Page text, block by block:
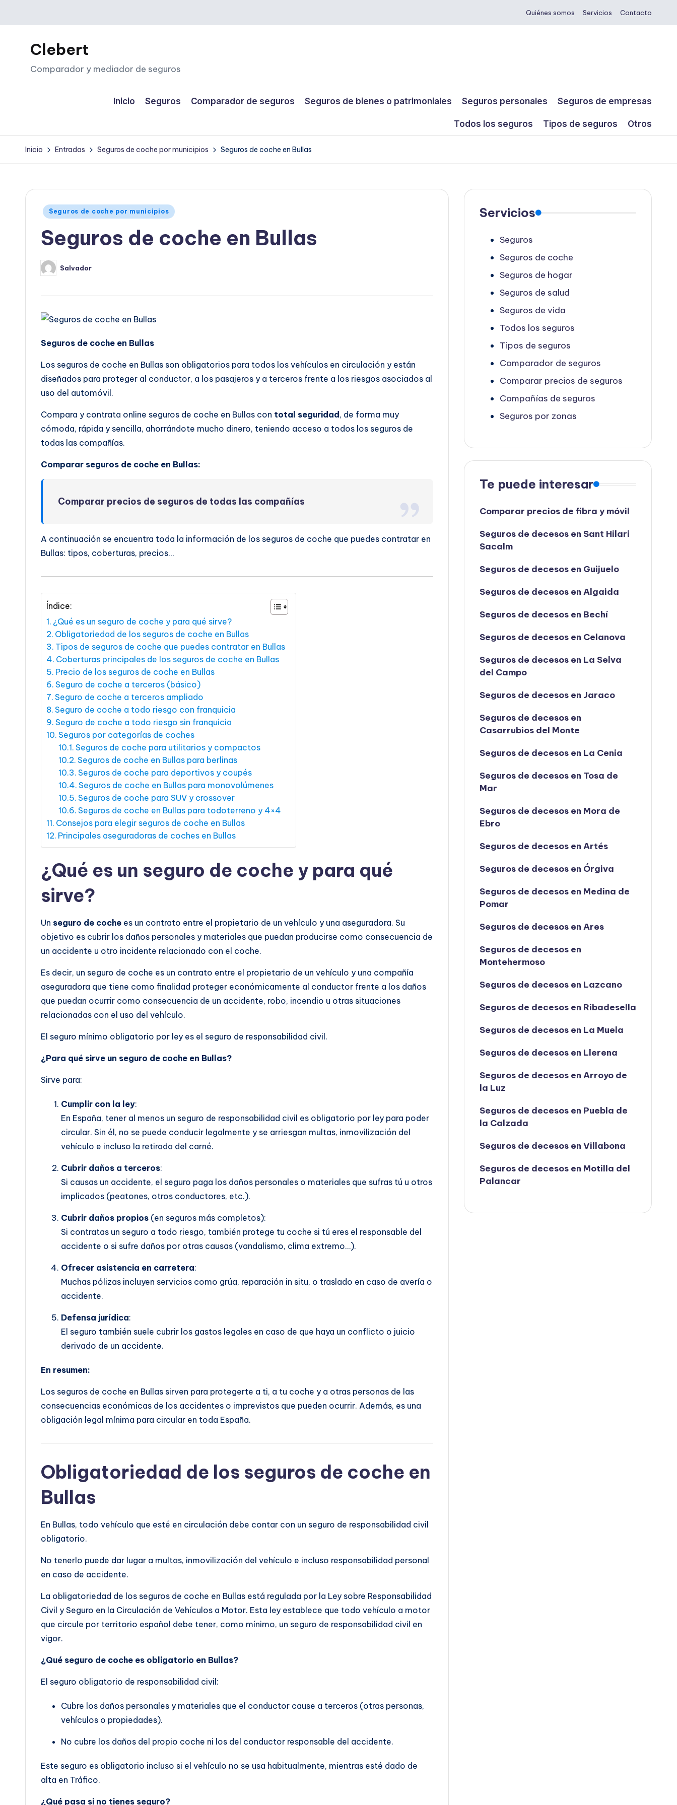
Saltar
contenido
Quiénes somos Servicios Contacto
Clebert
Comparador y mediador de seguros
Inicio Seguros Comparador de seguros Seguros de bienes o patrimoniales Seguros personales Seguros de empresas
Todos los seguros Tipos de seguros Otros
Inicio Entradas Seguros de coche por municipios Seguros de coche en Bullas
Publicado
Seguros de coche por municipios
Seguros de coche en Bullas
Publicado
por
Salvador
Seguros de coche en Bullas
Los seguros de coche en Bullas son obligatorios para todos los vehículos en circulación y están
diseñados para proteger al conductor, a los pasajeros y a terceros frente a los riesgos asociados al
uso del automóvil.
Compara y contrata online seguros de coche en Bullas con total seguridad , de forma muy
cómoda, rápida y sencilla, ahorrándote mucho dinero, teniendo acceso a todos los seguros de
todas las compañías.
Comparar seguros de coche en Bullas:
Comparar precios de seguros de todas las compañías
A continuación se encuentra toda la información de los seguros de coche que puedes contratar en
Bullas: tipos, coberturas, precios…
Índice:
¿Qué es un seguro de coche y para qué sirve?
Obligatoriedad de los seguros de coche en Bullas
Tipos de seguros de coche que puedes contratar en Bullas
Coberturas principales de los seguros de coche en Bullas
Precio de los seguros de coche en Bullas
Seguro de coche a terceros (básico)
Seguro de coche a terceros ampliado
Seguro de coche a todo riesgo con franquicia
Seguro de coche a todo riesgo sin franquicia
Seguros por categorías de coches
Seguros de coche para utilitarios y compactos
Seguros de coche en Bullas para berlinas
Seguros de coche para deportivos y coupés
Seguros de coche en Bullas para monovolúmenes
Seguros de coche para SUV y crossover
Seguros de coche en Bullas para todoterreno y 4×4
Consejos para elegir seguros de coche en Bullas
Principales aseguradoras de coches en Bullas
¿Qué es un seguro de coche y para qué
sirve?
Un seguro de coche es un contrato entre el propietario de un vehículo y una aseguradora. Su
objetivo es cubrir los daños personales y materiales que puedan producirse como consecuencia de
un accidente u otro incidente relacionado con el coche.
Es decir, un seguro de coche es un contrato entre el propietario de un vehículo y una compañía
aseguradora que tiene como finalidad proteger económicamente al conductor frente a los daños
que puedan ocurrir como consecuencia de un accidente, robo, incendio u otras situaciones
relacionadas con el uso del vehículo.
El seguro mínimo obligatorio por ley es el seguro de responsabilidad civil.
¿Para qué sirve un seguro de coche en Bullas?
Sirve para:
Cumplir con la ley:
En España, tener al menos un seguro de responsabilidad civil es obligatorio por ley para poder
circular. Sin él, no se puede conducir legalmente y se arriesgan multas, inmovilización del
vehículo e incluso la retirada del carné.
Cubrir daños a terceros:
Si causas un accidente, el seguro paga los daños personales o materiales que sufras tú u otros
implicados (peatones, otros conductores, etc.).
Cubrir daños propios (en seguros más completos):
Si contratas un seguro a todo riesgo, también protege tu coche si tú eres el responsable del
accidente o si sufre daños por otras causas (vandalismo, clima extremo…).
Ofrecer asistencia en carretera:
Muchas pólizas incluyen servicios como grúa, reparación in situ, o traslado en caso de avería o
accidente.
Defensa jurídica:
El seguro también suele cubrir los gastos legales en caso de que haya un conflicto o juicio
derivado de un accidente.
En resumen:
Los seguros de coche en Bullas sirven para protegerte a ti, a tu coche y a otras personas de las
consecuencias económicas de los accidentes o imprevistos que pueden ocurrir. Además, es una
obligación legal mínima para circular en toda España.
Obligatoriedad de los seguros de coche en
Bullas
En Bullas, todo vehículo que esté en circulación debe contar con un seguro de responsabilidad civil
obligatorio.
No tenerlo puede dar lugar a multas, inmovilización del vehículo e incluso responsabilidad personal
en caso de accidente.
La obligatoriedad de los seguros de coche en Bullas está regulada por la Ley sobre Responsabilidad
Civil y Seguro en la Circulación de Vehículos a Motor. Esta ley establece que todo vehículo a motor
que circule por territorio español debe tener, como mínimo, un seguro de responsabilidad civil en
vigor.
¿Qué seguro de coche es obligatorio en Bullas?
El seguro obligatorio de responsabilidad civil:
Cubre los daños personales y materiales que el conductor cause a terceros (otras personas,
vehículos o propiedades).
No cubre los daños del propio coche ni los del conductor responsable del accidente.
Este seguro es obligatorio incluso si el vehículo no se usa habitualmente, mientras esté dado de
alta en Tráfico.
¿Qué pasa si no tienes seguro?
Servicios
Seguros
Seguros de coche
Seguros de hogar
Seguros de salud
Seguros de vida
Todos los seguros
Tipos de seguros
Comparador de seguros
Comparar precios de seguros
Compañías de seguros
Seguros por zonas
Te puede interesar
Comparar precios de fibra y móvil
Seguros de decesos en Sant Hilari
Sacalm
Seguros de decesos en Guijuelo
Seguros de decesos en Algaida
Seguros de decesos en Bechí
Seguros de decesos en Celanova
Seguros de decesos en La Selva
del Campo
Seguros de decesos en Jaraco
Seguros de decesos en
Casarrubios del Monte
Seguros de decesos en La Cenia
Seguros de decesos en Tosa de
Mar
Seguros de decesos en Mora de
Ebro
Seguros de decesos en Artés
Seguros de decesos en Órgiva
Seguros de decesos en Medina de
Pomar
Seguros de decesos en Ares
Seguros de decesos en
Montehermoso
Seguros de decesos en Lazcano
Seguros de decesos en Ribadesella
Seguros de decesos en La Muela
Seguros de decesos en Llerena
Seguros de decesos en Arroyo de
la Luz
Seguros de decesos en Puebla de
la Calzada
Seguros de decesos en Villabona
Seguros de decesos en Motilla del
Palancar